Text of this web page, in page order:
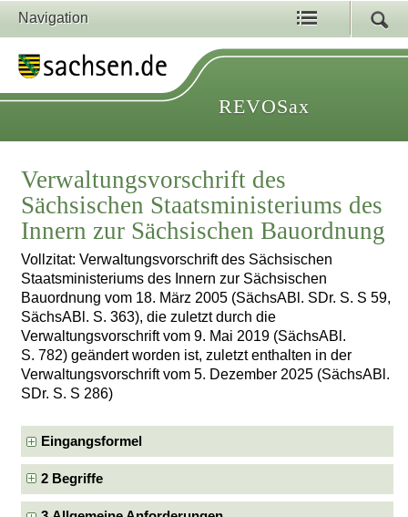
Navigation
REVOSax
Verwaltungsvorschrift des
Sächsischen Staatsministeriums des
Innern zur Sächsischen Bauordnung
Vollzitat: Verwaltungsvorschrift des Sächsischen
Staatsministeriums des Innern zur Sächsischen
Bauordnung vom 18. März 2005 (SächsABl. SDr. S. S 59,
SächsABl. S. 363), die zuletzt durch die
Verwaltungsvorschrift vom 9. Mai 2019 (SächsABl.
S. 782) geändert worden ist, zuletzt enthalten in der
Verwaltungsvorschrift vom 5. Dezember 2025 (SächsABl.
SDr. S. S 286)
Eingangsformel
2 Begriffe